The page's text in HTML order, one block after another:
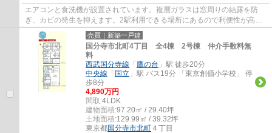
エアコンと食洗機が設置されています。複層ガラスは窓周りの結露を防
ぎ、カビの発生を抑えます。2駅利用できる場所にあるので利便性が高い
です。クロゼット各洋室にありますので、衣類...
売買｜新築一戸建
国分寺市北町4丁目 全4棟 2号棟 仲介手数料無
料
西武国分寺線 「 鷹の台 」駅 徒歩20分
中央線 「 国立 」駅 バス19分 「東京創価小学校」 停
歩8分
4,890万円
間取:4LDK
建物面積:97.20㎡ / 29.40坪
土地面積:129.99㎡ / 39.32坪
東京都国分寺市北町 ４丁目